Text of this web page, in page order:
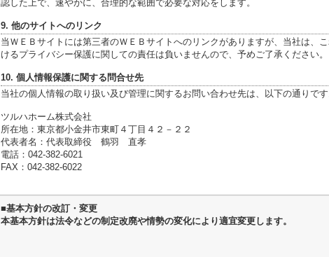
認した上で、速やかに、合理的な範囲で必要な対応をします。
9. 他のサイトへのリンク
当ＷＥＢサイトには第三者のＷＥＢサイトへのリンクがありますが、当社は、
けるプライバシー保護に関しての責任は負いませんので、予めご了承ください。
10. 個人情報保護に関する問合せ先
当社の個人情報の取り扱い及び管理に関するお問い合わせ先は、以下の通りです
ツルハホーム株式会社
所在地：東京都小金井市東町４丁目４２－２２
代表者名：代表取締役 鶴羽 直孝
電話：042-382-6021
FAX：042-382-6022
■基本方針の改訂・変更
本基本方針は法令などの制定改廃や情勢の変化により適宜変更します。